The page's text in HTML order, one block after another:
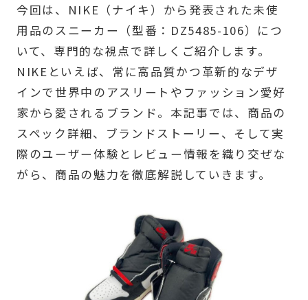
今回は、NIKE（ナイキ）から発表された未使
用品のスニーカー（型番：DZ5485-106）につ
いて、専門的な視点で詳しくご紹介します。
NIKEといえば、常に高品質かつ革新的なデザ
インで世界中のアスリートやファッション愛好
家から愛されるブランド。本記事では、商品の
スペック詳細、ブランドストーリー、そして実
際のユーザー体験とレビュー情報を織り交ぜな
がら、商品の魅力を徹底解説していきます。